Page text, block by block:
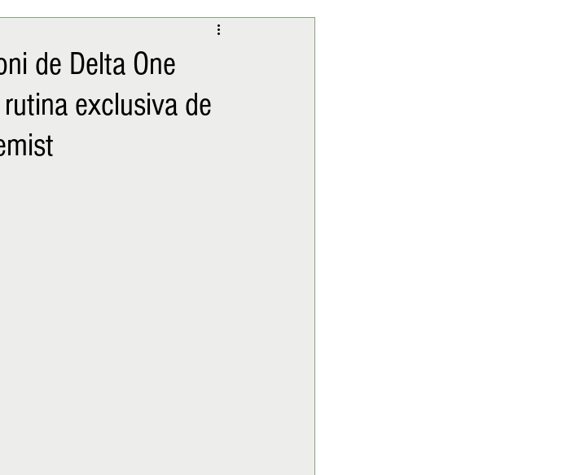
ENTREVISTAS
de Delta One
exclusiva de